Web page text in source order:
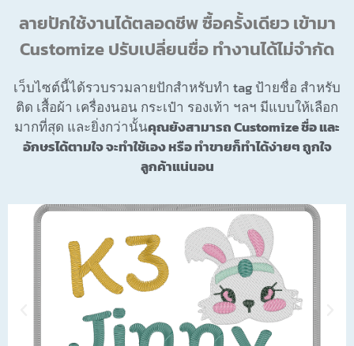
ลายปักใช้งานได้ตลอดชีพ ซื้อครั้งเดียว เข้ามา
Customize ปรับเปลี่ยนชื่อ ทำงานได้ไม่จำกัด
เว็บไซต์นี้ได้รวบรวมลายปักสำหรับทำ tag ป้ายชื่อ สำหรับ
ติด เสื้อผ้า เครื่องนอน กระเป๋า รองเท้า ฯลฯ มีแบบให้เลือก
มากที่สุด และยิ่งกว่านั้นคุณยังสามารถ Customize ชื่อ และ
อักษรได้ตามใจ จะทำใช้เอง หรือ ทำขายก็ทำได้ง่ายๆ ถูกใจ
ลูกค้าแน่นอน